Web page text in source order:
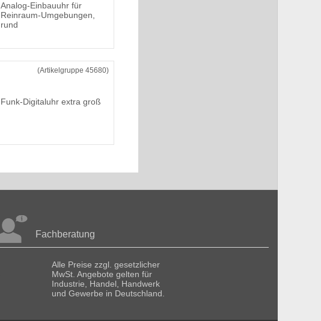
Analog-Einbauuhr für
Reinraum-Umgebungen,
rund
(Artikelgruppe 45680)
Funk-Digitaluhr extra groß
Fachberatung
Alle Preise zzgl. gesetzlicher
MwSt. Angebote gelten für
Industrie, Handel, Handwerk
und Gewerbe in Deutschland.